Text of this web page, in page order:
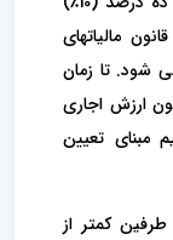
ارزش اجاری موضوع ماده (54) قانون مالیاتهای
شود. تا زمان
ماده (8) این قانون ارزش اجاری
مبنای تعیین
کمتر از